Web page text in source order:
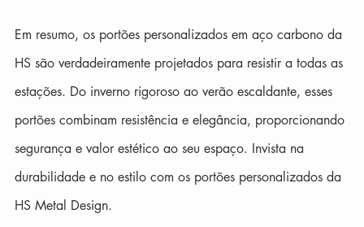
Em resumo, os portões personalizados em aço carbono da
HS são verdadeiramente projetados para resistir a todas as
estações. Do inverno rigoroso ao verão escaldante, esses
portões combinam resistência e elegância, proporcionando
segurança e valor estético ao seu espaço. Invista na
durabilidade e no estilo com os portões personalizados da
HS Metal Design.